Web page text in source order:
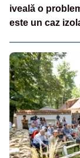
iveală o
este un caz